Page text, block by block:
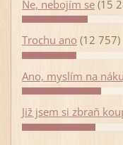
Ne, nebojím se (15
Trochu ano (12 757)
Ano, myslím na
Již jsem si zbraň